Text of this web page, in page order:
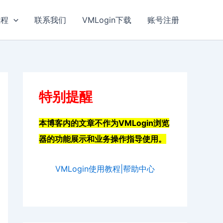
联系我们 VMLogin下载 账号注册
特别提醒
本博客内的文章不作为VMLogin浏览
器的功能展示和业务操作指导使用。
VMLogin使用教程|帮助中心